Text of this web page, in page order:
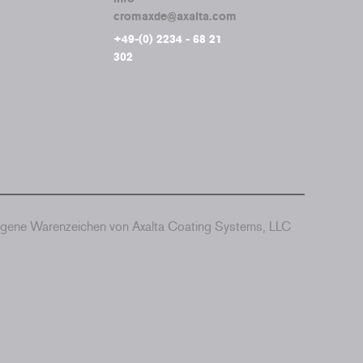
cromaxde@axalta.com
+49-(0) 2234 - 68 21
302
Warenzeichen von Axalta Coating Systems, LLC